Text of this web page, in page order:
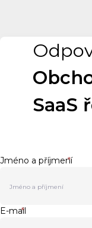
SaaS
Jméno a příjmení
*
E-mail
*